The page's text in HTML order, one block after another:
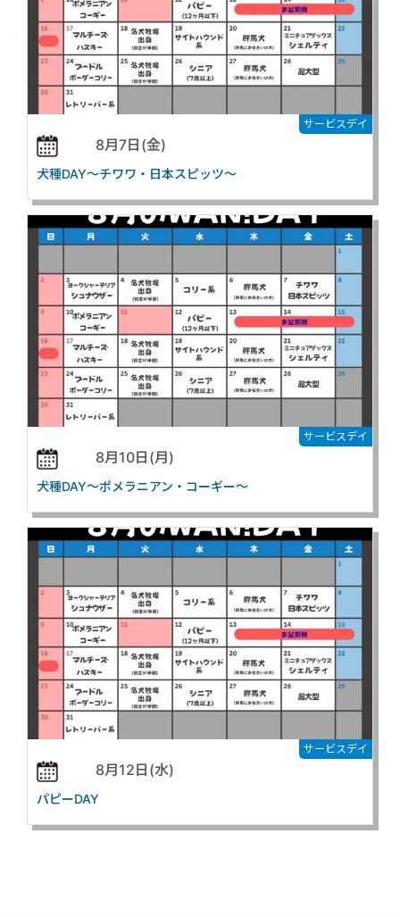
サービスデイ
8月7日(金)
犬種DAY～チワワ・日本スピッツ～
サービスデイ
8月10日(月)
犬種DAY～ポメラニアン・コーギー～
サービスデイ
8月12日(水)
パピーDAY